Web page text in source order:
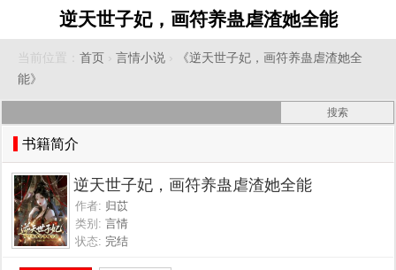
逆天世子妃，画符养蛊虐渣她全能
当前位置： 首页 › 言情小说 ›
《逆天世子妃，画符养蛊虐渣她全
能》
书籍简介
逆天世子妃，画符养蛊虐渣她全能
作者: 归苡
类别: 言情
状态: 完结